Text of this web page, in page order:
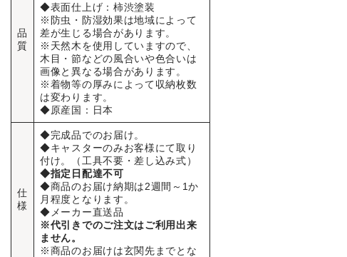
品
質
◆表面仕上げ：柿渋塗装
※防虫・防湿効果は地域によって
差が生じる場合があります。
※天然木を使用していますので、
木目・節などの風合いや色合いは
画像と異なる場合があります。
※着物等の厚みによって収納枚数
は変わります。
◆原産国：日本
仕
様
◆完成品でのお届け。
◆キャスターのみお客様にて取り
付け。（工具不要・差し込み式）
◆指定日配達不可
◆商品のお届け納期は2週間～1か
月程度となります。
◆メーカー直送品
※代引きでのご注文はご利用出来
ません。
※商品のお届けは玄関先までとな